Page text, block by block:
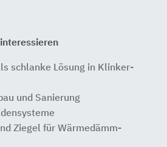
schlanke Lösung in Klinker-
und Sanierung
Ziegel für Wärmedämm-